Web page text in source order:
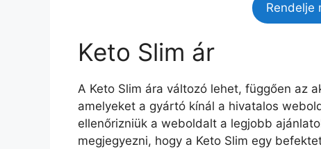
Rendelje
Keto Slim ár
A Keto Slim ára változó lehet, függően az
amelyeket a gyártó kínál a hivatalos
ellenőrizniük a weboldalt a legjobb
megjegyezni, hogy a Keto Slim egy